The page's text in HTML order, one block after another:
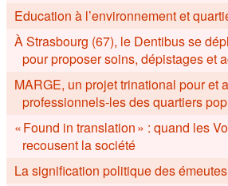
Education à l’environnement et
À Strasbourg (67), le Dentibus se
pour proposer soins, dépistages et
MARGE, un projet trinational pour et
professionnels-les des quartiers
« Found in translation » : quand les
recousent la société
La signification politique des